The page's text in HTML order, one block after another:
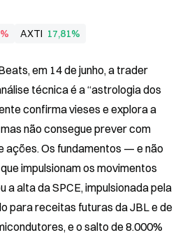
AXTI 17,81%
em 14 de junho, a trader
técnica é a “astrologia dos
confirma vieses e explora a
não consegue prever com
ações. Os fundamentos — e não
impulsionam os movimentos
a alta da SPCE, impulsionada pela
para receitas futuras da JBL e de
e o salto de 8.000%